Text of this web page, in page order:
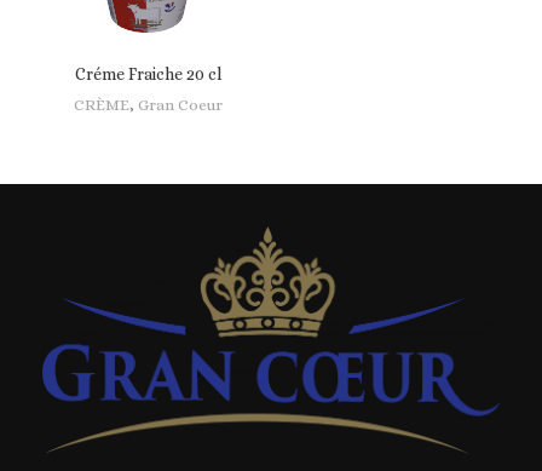
Créme Fraiche 20 cl
CRÈME, Gran Coeur